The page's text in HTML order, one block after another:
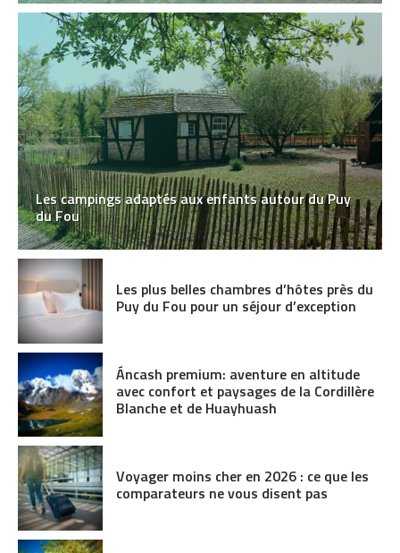
Les campings adaptés aux enfants autour du Puy
du Fou
Les plus belles chambres d’hôtes près du
Puy du Fou pour un séjour d’exception
Áncash premium: aventure en altitude
avec confort et paysages de la Cordillère
Blanche et de Huayhuash
Voyager moins cher en 2026 : ce que les
comparateurs ne vous disent pas